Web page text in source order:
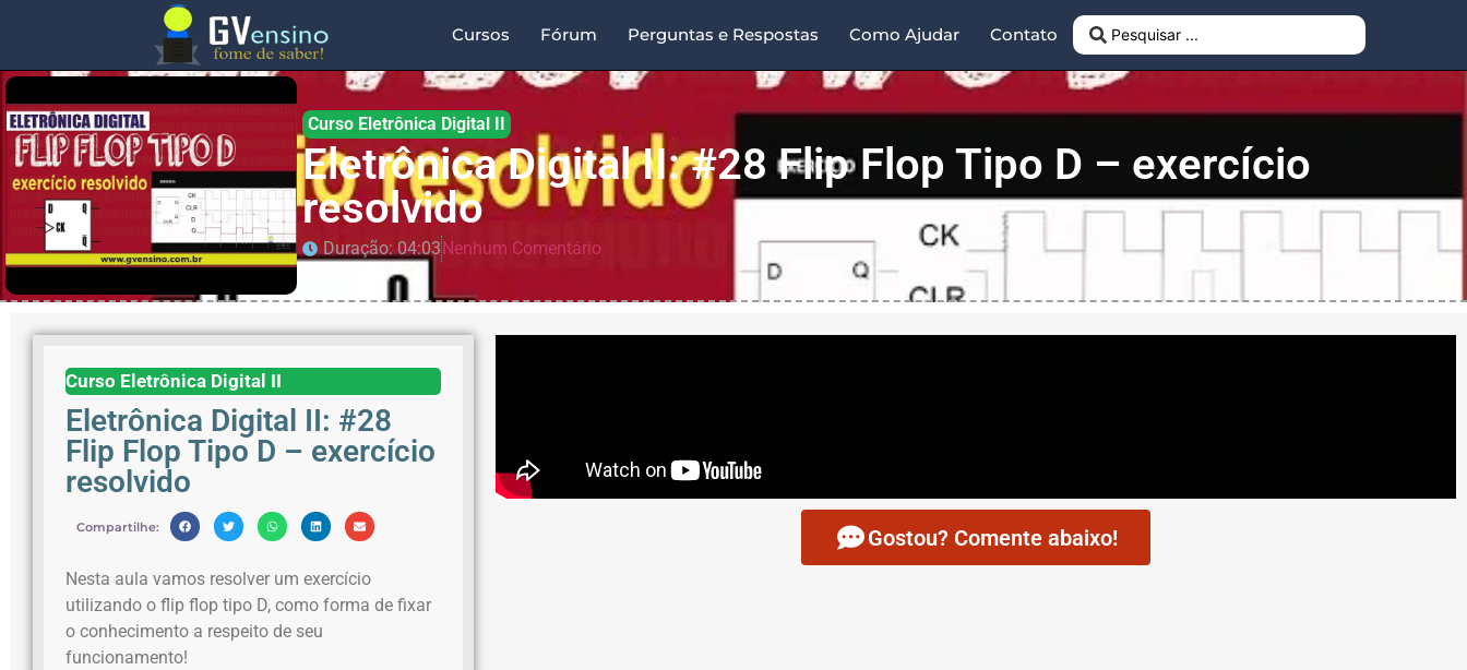
Cursos Fórum Perguntas e Respostas Como Ajudar Contato
Curso Eletrônica Digital II
Eletrônica Digital II: #28 Flip Flop Tipo D – exercício
resolvido
Duração: 04:03Nenhum Comentário
Curso Eletrônica Digital II
Eletrônica Digital II: #28
Flip Flop Tipo D – exercício
resolvido
Compartilhe:
Nesta aula vamos resolver um exercício
utilizando o flip flop tipo D, como forma de fixar
o conhecimento a respeito de seu
funcionamento!
Gostou? Comente abaixo!